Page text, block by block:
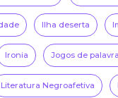
Ilha deserta
Ironia Jogos de
Literatura Negroafetiva